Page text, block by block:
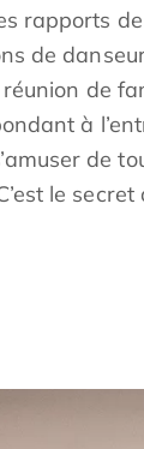
rapports
de
de
à
de
le secret